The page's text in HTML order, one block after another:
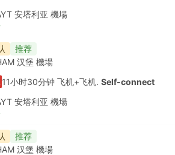
安塔利亚 機場
推荐
汉堡 機場
11小时30分钟 飞机+飞机. Self-connect
安塔利亚 機場
推荐
汉堡 機場